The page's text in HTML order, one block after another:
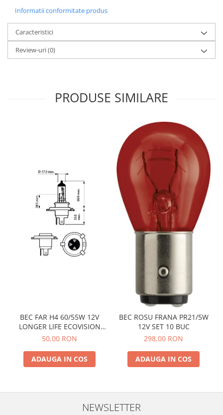
Informatii conformitate produs
Caracteristici
Review-uri(0)
PRODUSE SIMILARE
BEC FAR H4 60/55W 12V
LONGER LIFE ECOVISION
PHILIPS
50,00 RON
ADAUGA IN COS
BEC ROSU FRANA PR21/5W
12V SET 10 BUC
298,00 RON
ADAUGA IN COS
NEWSLETTER